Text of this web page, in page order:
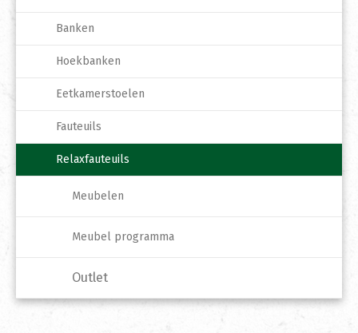
Banken
Hoekbanken
Eetkamerstoelen
Fauteuils
Relaxfauteuils
Meubelen
Meubel programma
Outlet